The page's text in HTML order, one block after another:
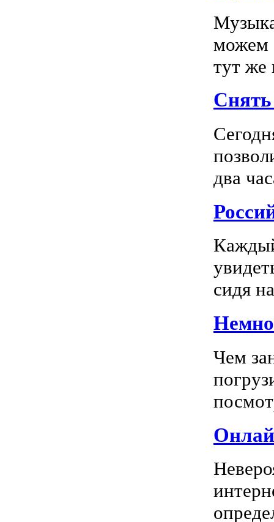
можем
тут же
Снять
два
сидя
Чем